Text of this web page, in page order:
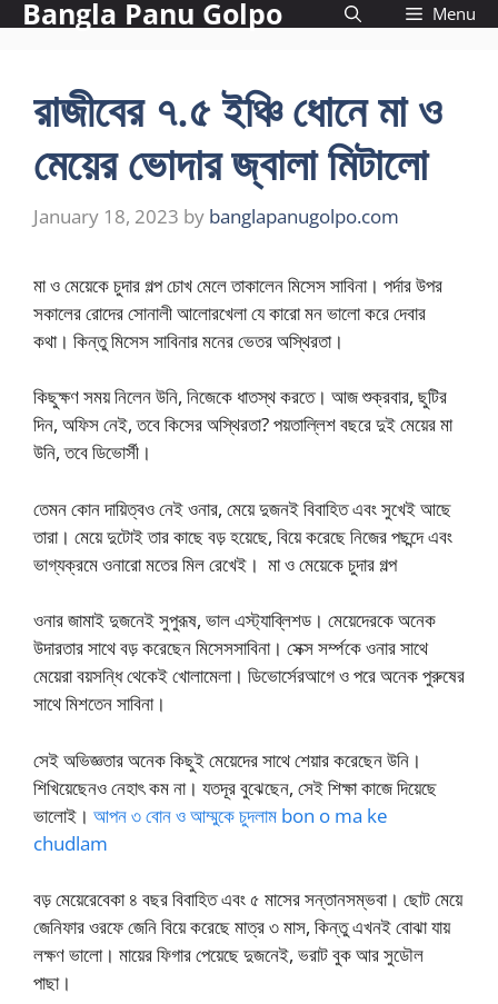
SkipBangla Panu Golpo Menu
রাজীবের ৭.৫ ইঞ্চি ধোনে মা ও
মেয়ের ভোদার জ্বালা মিটালো
January 18, 2023 by banglapanugolpo.com
মা ও মেয়েকে চুদার গল্প চোখ মেলে তাকালেন মিসেস সাবিনা। পর্দার উপর
সকালের রোদের সোনালী আলোরখেলা যে কারো মন ভালো করে দেবার
কথা। কিন্তু মিসেস সাবিনার মনের ভেতর অস্থিরতা।
কিছুক্ষণ সময় নিলেন উনি, নিজেকে ধাতস্থ করতে। আজ শুক্রবার, ছুটির
দিন, অফিস নেই, তবে কিসের অস্থিরতা? পয়তাল্লিশ বছরে দুই মেয়ের মা
উনি, তবে ডিভোর্সী।
তেমন কোন দায়িত্বও নেই ওনার, মেয়ে দুজনই বিবাহিত এবং সুখেই আছে
তারা। মেয়ে দুটোই তার কাছে বড় হয়েছে, বিয়ে করেছে নিজের পছন্দে এবং
ভাগ্যক্রমে ওনারো মতের মিল রেখেই। মা ও মেয়েকে চুদার গল্প
ওনার জামাই দুজনেই সুপুরূষ, ভাল এস্ট্যাব্লিশড। মেয়েদেরকে অনেক
উদারতার সাথে বড় করেছেন মিসেসসাবিনা। সেক্স সর্ম্পকে ওনার সাথে
মেয়েরা বয়সন্ধি থেকেই খোলামেলা। ডিভোর্সেরআগে ও পরে অনেক পুরুষের
সাথে মিশতেন সাবিনা।
সেই অভিজ্ঞতার অনেক কিছুই মেয়েদের সাথে শেয়ার করেছেন উনি।
শিখিয়েছেনও নেহাৎ কম না। যতদূর বুঝেছেন, সেই শিক্ষা কাজে দিয়েছে
ভালোই। আপন ৩ বোন ও আম্মুকে চুদলাম bon o ma ke
chudlam
বড় মেয়েরেবেকা ৪ বছর বিবাহিত এবং ৫ মাসের সন্তানসম্ভবা। ছোট মেয়ে
জেনিফার ওরফে জেনি বিয়ে করেছে মাত্র ৩ মাস, কিন্তু এখনই বোঝা যায়
লক্ষণ ভালো। মায়ের ফিগার পেয়েছে দুজনেই, ভরাট বুক আর সুডৌল
পাছা।